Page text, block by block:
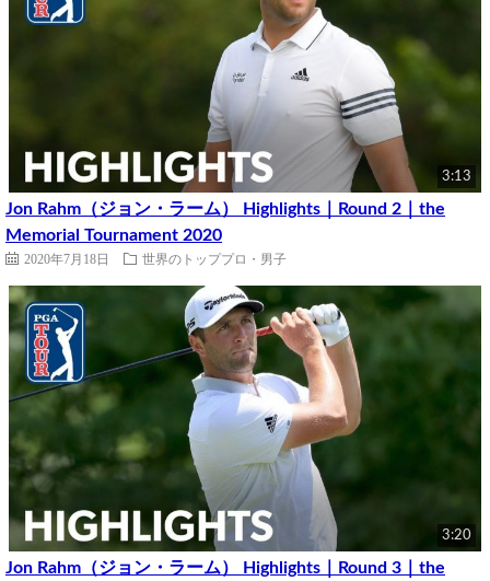
3:13
Jon Rahm（ジョン・ラーム） Highlights｜Round 2｜the
Memorial Tournament 2020
2020年7月18日 世界のトッププロ・男子
3:20
Jon Rahm（ジョン・ラーム） Highlights｜Round 3｜the